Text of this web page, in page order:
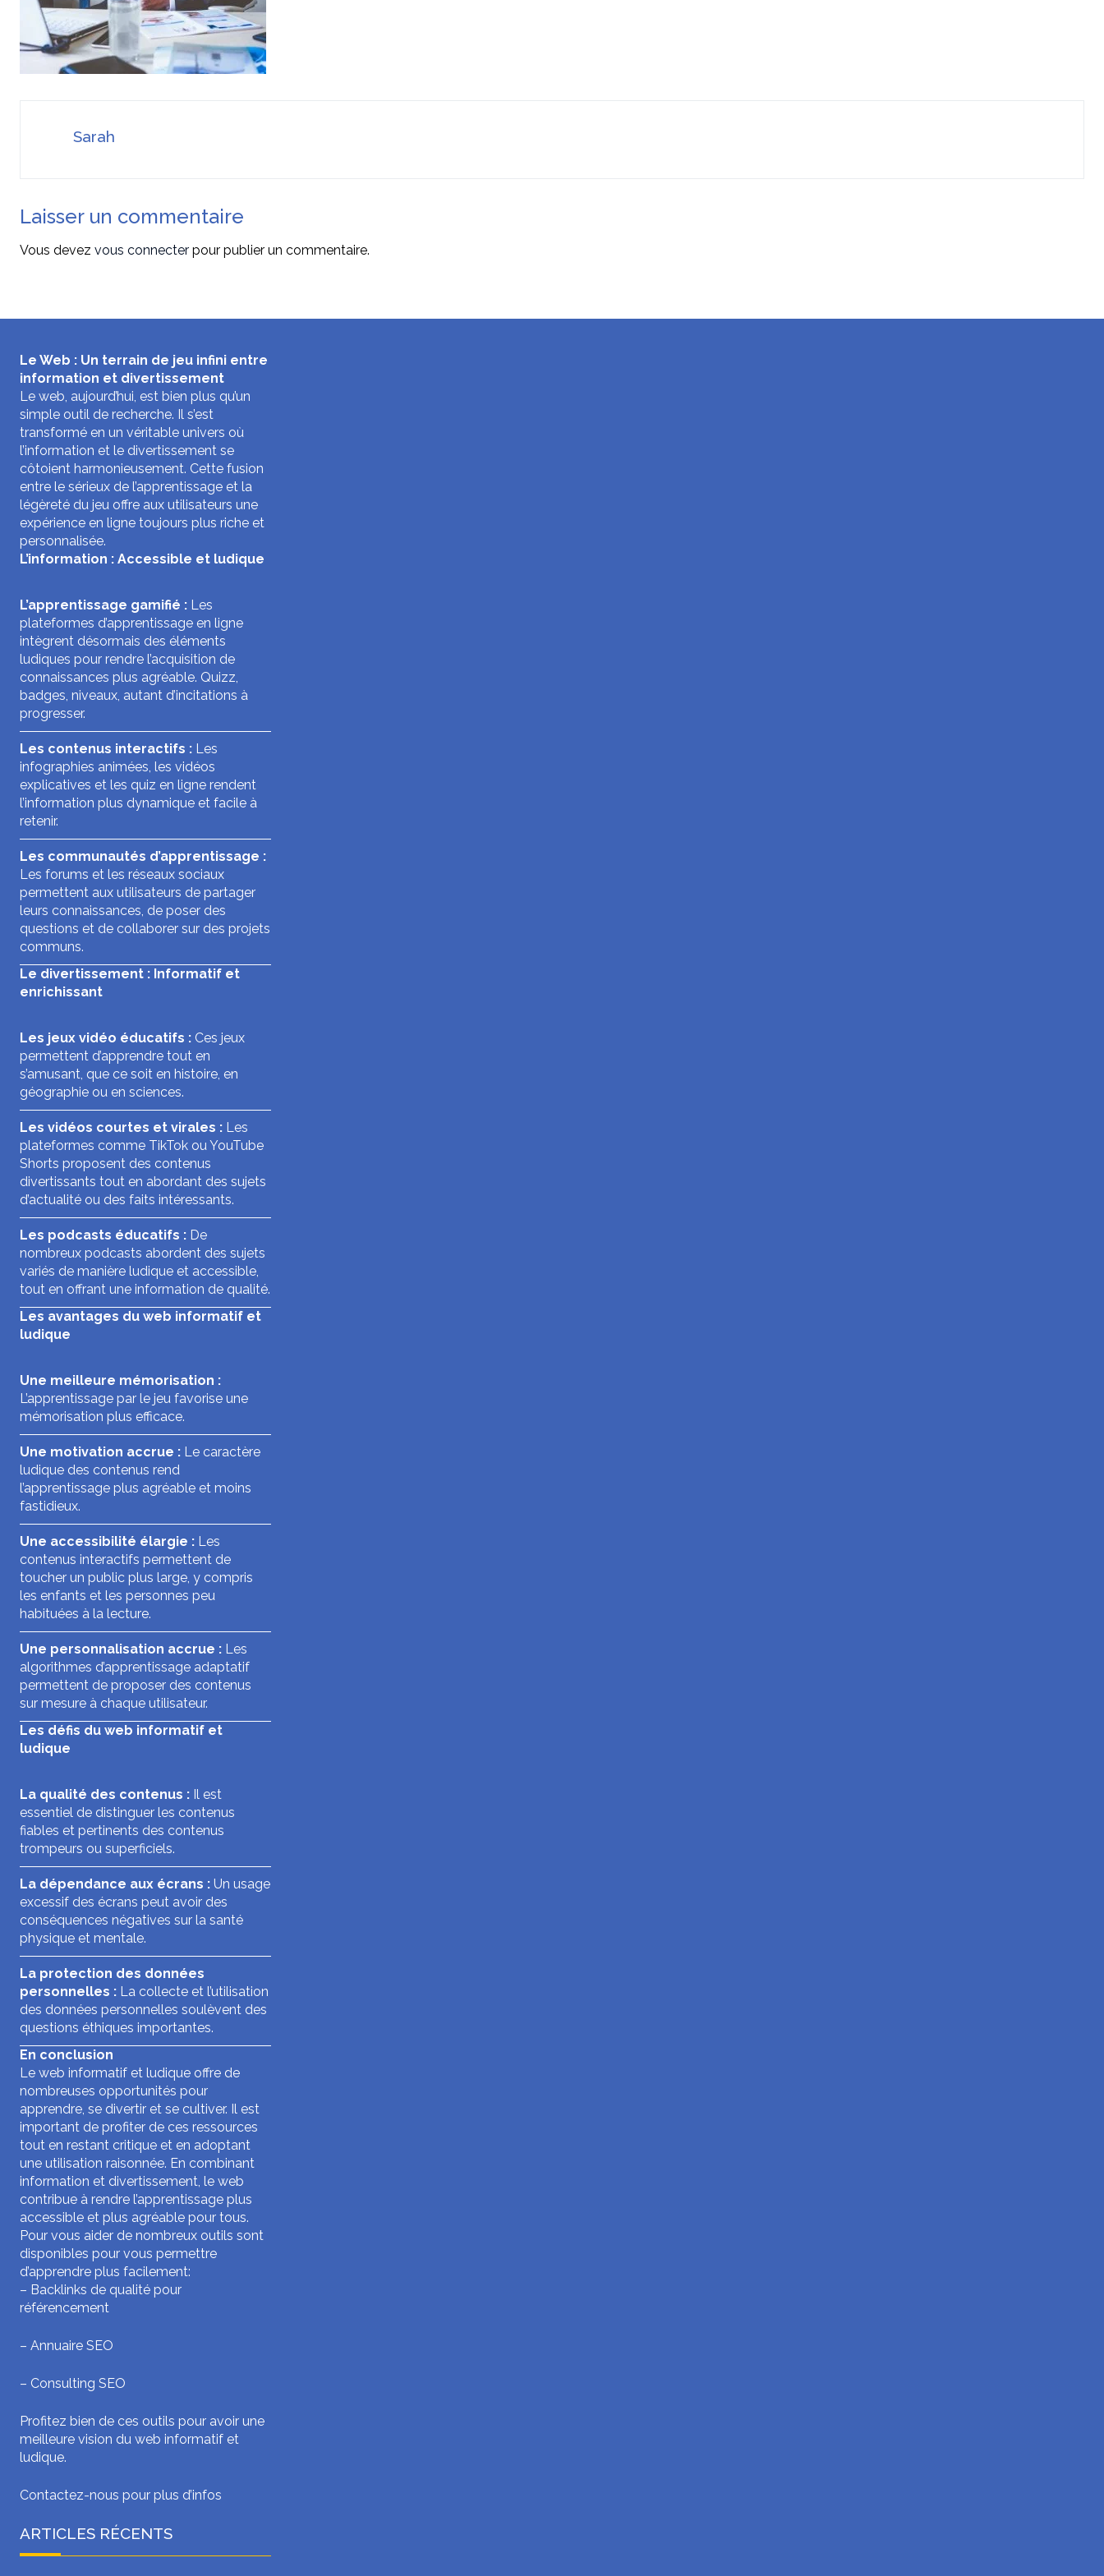
Sarah
Laisser un commentaire
Vous devez vous connecter pour publier un commentaire.
Le Web : Un terrain de jeu infini entre
information et divertissement
Le web, aujourd’hui, est bien plus qu’un
simple outil de recherche. Il s’est
transformé en un véritable univers où
l’information et le divertissement se
côtoient harmonieusement. Cette fusion
entre le sérieux de l’apprentissage et la
légèreté du jeu offre aux utilisateurs une
expérience en ligne toujours plus riche et
personnalisée.
L’information : Accessible et ludique
L’apprentissage gamifié : Les
plateformes d’apprentissage en ligne
intègrent désormais des éléments
ludiques pour rendre l’acquisition de
connaissances plus agréable. Quizz,
badges, niveaux, autant d’incitations à
progresser.
Les contenus interactifs : Les
infographies animées, les vidéos
explicatives et les quiz en ligne rendent
l’information plus dynamique et facile à
retenir.
Les communautés d’apprentissage :
Les forums et les réseaux sociaux
permettent aux utilisateurs de partager
leurs connaissances, de poser des
questions et de collaborer sur des projets
communs.
Le divertissement : Informatif et
enrichissant
Les jeux vidéo éducatifs : Ces jeux
permettent d’apprendre tout en
s’amusant, que ce soit en histoire, en
géographie ou en sciences.
Les vidéos courtes et virales : Les
plateformes comme TikTok ou YouTube
Shorts proposent des contenus
divertissants tout en abordant des sujets
d’actualité ou des faits intéressants.
Les podcasts éducatifs : De
nombreux podcasts abordent des sujets
variés de manière ludique et accessible,
tout en offrant une information de qualité.
Les avantages du web informatif et
ludique
Une meilleure mémorisation :
L’apprentissage par le jeu favorise une
mémorisation plus efficace.
Une motivation accrue : Le caractère
ludique des contenus rend
l’apprentissage plus agréable et moins
fastidieux.
Une accessibilité élargie : Les
contenus interactifs permettent de
toucher un public plus large, y compris
les enfants et les personnes peu
habituées à la lecture.
Une personnalisation accrue : Les
algorithmes d’apprentissage adaptatif
permettent de proposer des contenus
sur mesure à chaque utilisateur.
Les défis du web informatif et
ludique
La qualité des contenus : Il est
essentiel de distinguer les contenus
fiables et pertinents des contenus
trompeurs ou superficiels.
La dépendance aux écrans : Un usage
excessif des écrans peut avoir des
conséquences négatives sur la santé
physique et mentale.
La protection des données
personnelles : La collecte et l’utilisation
des données personnelles soulèvent des
questions éthiques importantes.
En conclusion
Le web informatif et ludique offre de
nombreuses opportunités pour
apprendre, se divertir et se cultiver. Il est
important de profiter de ces ressources
tout en restant critique et en adoptant
une utilisation raisonnée. En combinant
information et divertissement, le web
contribue à rendre l’apprentissage plus
accessible et plus agréable pour tous.
Pour vous aider de nombreux outils sont
disponibles pour vous permettre
d’apprendre plus facilement:
– Backlinks de qualité pour
référencement
– Annuaire SEO
– Consulting SEO
Profitez bien de ces outils pour avoir une
meilleure vision du web informatif et
ludique.
Contactez-nous pour plus d’infos
ARTICLES RÉCENTS